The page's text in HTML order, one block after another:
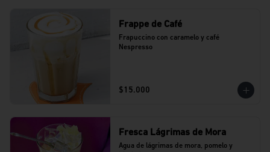
Frappe de Café
Frapuccino con caramelo y café
Nespresso
$15.000
Fresca Lágrimas de Mora
Agua de lágrimas de mora, pomelo y